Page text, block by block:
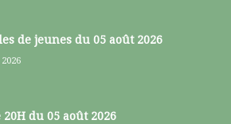
de jeunes du 05 août 2026
20H du 05 août 2026